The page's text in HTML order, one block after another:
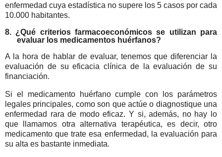
enfermedad cuya estadística no supere los 5 casos por cada
10.000 habitantes.
8. ¿Qué criterios farmacoeconómicos se utilizan para
evaluar los medicamentos huérfanos?
A la hora de hablar de evaluar, tenemos que diferenciar la
evaluación de su eficacia clínica de la evaluación de su
financiación.
Si el medicamento huérfano cumple con los parámetros
legales principales, como son que actúe o diagnostique una
enfermedad rara de modo eficaz. Y si, además, no hay lo
que llamamos otra alternativa terapéutica, es decir, otro
medicamento que trate esa enfermedad, la evaluación para
su alta es bastante inmediata.